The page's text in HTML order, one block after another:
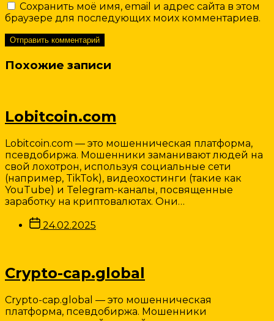
Сохранить моё имя, email и адрес сайта в этом
браузере для последующих моих комментариев.
Похожие записи
Lobitcoin.com
Lobitcoin.com — это мошенническая платформа,
псевдобиржа. Мошенники заманивают людей на
свой лохотрон, используя социальные сети
(например, TikTok), видеохостинги (такие как
YouTube) и Telegram-каналы, посвященные
заработку на криптовалютах. Они…
Дата
записи
24.02.2025
Crypto-cap.global
Crypto-cap.global — это мошенническая
платформа, псевдобиржа. Мошенники